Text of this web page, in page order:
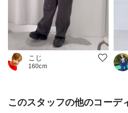
こじ
160cm
このスタッフの他のコーデ